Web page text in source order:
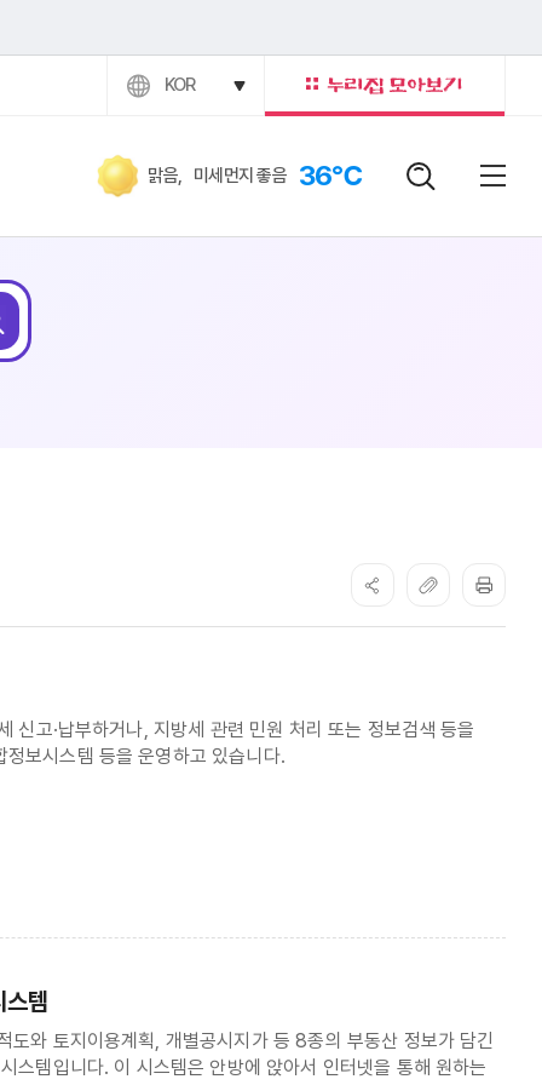
KOR
맑음, 미세먼지 좋음 36℃
검색어
검색
고·납부하거나, 지방세 관련 민원 처리 또는 정보검색 등을
보시스템 등을 운영하고 있습니다.
템
도와 토지이용계획, 개별공시지가 등 8종의 부동산 정보가 담긴
스템입니다. 이 시스템은 안방에 앉아서 인터넷을 통해 원하는